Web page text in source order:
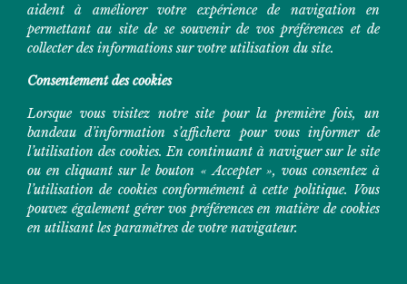
aident à améliorer votre expérience de navigation en
permettant au site de se souvenir de vos préférences et de
collecter des informations sur votre utilisation du site.
Consentement des cookies
Lorsque vous visitez notre site pour la première fois, un
bandeau d’information s’affichera pour vous informer de
l’utilisation des cookies. En continuant à naviguer sur le site
ou en cliquant sur le bouton « Accepter », vous consentez à
l’utilisation de cookies conformément à cette politique. Vous
pouvez également gérer vos préférences en matière de cookies
en utilisant les paramètres de votre navigateur.